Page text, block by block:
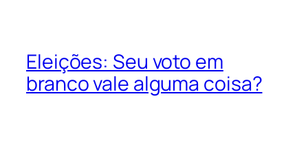
Eleições: Seu voto em
branco vale alguma coisa?